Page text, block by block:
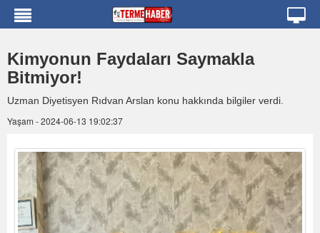
Kimyonun Faydaları Saymakla
Bitmiyor!
Uzman Diyetisyen Rıdvan Arslan konu hakkında bilgiler verdi.
Yaşam - 2024-06-13 19:02:37